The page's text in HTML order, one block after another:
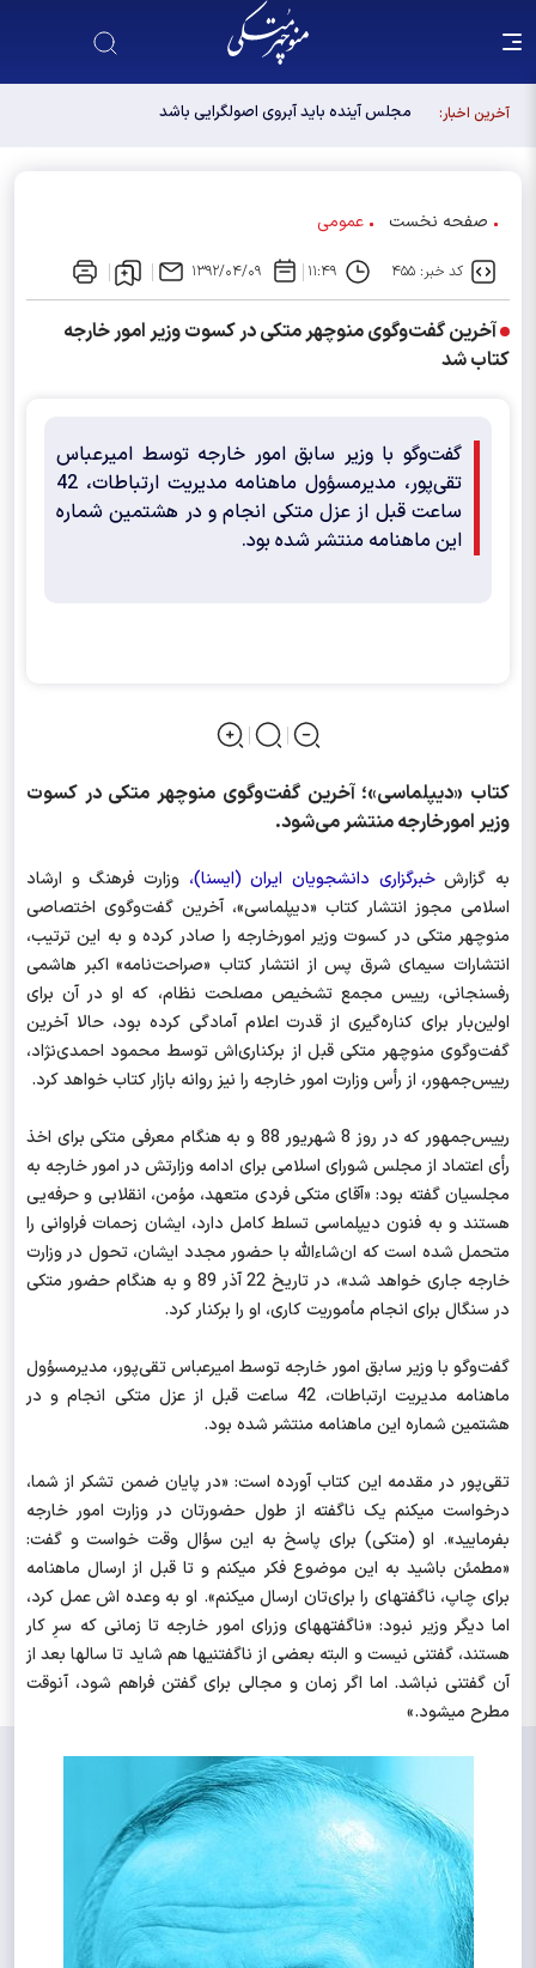
آخرین اخبار:
مجلس آینده باید آبروی اصولگرایی باشد / فهرست شورای
صفحه نخست عمومی
کد خبر: ۴۵۵ ۱۱:۴۹ ۱۳۹۲/۰۴/۰۹
آخرین گفت‌وگوی منوچهر متکی در کسوت وزیر امور خارجه
کتاب شد
گفت‌وگو با وزیر سابق امور خارجه توسط امیرعباس
تقی‌پور، مدیرمسؤول ماهنامه مدیریت ارتباطات، 42
ساعت قبل از عزل متکی انجام و در هشتمین شماره
این ماهنامه منتشر شده بود.
کتاب «دیپلماسی»؛ آخرین گفت‌وگوی منوچهر متکی در کسوت
وزیر امورخارجه منتشر می‌شود.
به گزارشخبرگزاری دانشجویان ایران (ایسنا)، وزارت فرهنگ و ارشاد
اسلامی مجوز انتشار کتاب «دیپلماسی»، آخرین گفت‌وگوی اختصاصی
منوچهر متکی در کسوت وزیر امورخارجه را صادر کرده و به این ترتیب،
انتشارات سیمای شرق پس از انتشار کتاب «صراحت‌نامه» اکبر هاشمی
رفسنجانی، رییس مجمع تشخیص مصلحت نظام، که او در آن برای
اولین‌بار برای کناره‌گیری از قدرت اعلام آمادگی کرده بود، حالا آخرین
گفت‌وگوی منوچهر متکی قبل از برکناری‌اش توسط محمود احمدی‌نژاد،
رییس‌جمهور، از رأس وزارت امور خارجه را نیز روانه بازار کتاب خواهد کرد.
رییس‌جمهور که در روز 8 شهریور 88 و به هنگام معرفی متکی برای اخذ
رأی اعتماد از مجلس شورای اسلامی برای ادامه وزارتش در امور خارجه به
مجلسیان گفته بود: «آقای متکی فردی متعهد، مؤمن، انقلابی و حرفه‌یی
هستند و به فنون دیپلماسی تسلط کامل دارد، ایشان زحمات فراوانی را
متحمل شده است که ان‌شاء‌الله با حضور مجدد ایشان، تحول در وزارت
خارجه جاری خواهد شد»، در تاریخ 22 آذر 89 و به هنگام حضور متکی
در سنگال برای انجام مأموریت کاری، او را برکنار کرد.
گفت‌وگو با وزیر سابق امور خارجه توسط امیرعباس تقی‌پور، مدیرمسؤول
ماهنامه مدیریت ارتباطات، 42 ساعت قبل از عزل متکی انجام و در
هشتمین شماره این ماهنامه منتشر شده بود.
تقی‌پور در مقدمه این کتاب آورده است: «در پایان ضمن تشکر از شما،
درخواست میکنم یک ناگفته از طول حضورتان در وزارت امور خارجه
بفرمایید». او (متکی) برای پاسخ به این سؤال وقت خواست و گفت:
«مطمئن باشید به این موضوع فکر میکنم و تا قبل از ارسال ماهنامه
برای چاپ، ناگفتهای را برای‌تان ارسال میکنم». او به وعده اش عمل کرد،
اما دیگر وزیر نبود: «ناگفتههای وزرای امور خارجه تا زمانی که سرِ کار
هستند، گفتنی نیست و البته بعضی از ناگفتنیها هم شاید تا سالها بعد از
آن گفتنی نباشد. اما اگر زمان و مجالی برای گفتن فراهم شود، آنوقت
مطرح میشود.»